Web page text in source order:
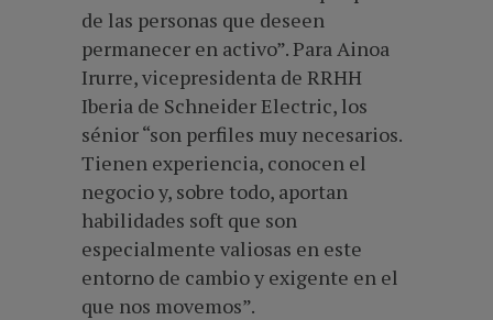
de las personas que deseen
permanecer en activo”. Para Ainoa
Irurre, vicepresidenta de RRHH
Iberia de Schneider Electric, los
sénior “son perfiles muy necesarios.
Tienen experiencia, conocen el
negocio y, sobre todo, aportan
habilidades soft que son
especialmente valiosas en este
entorno de cambio y exigente en el
que nos movemos”.